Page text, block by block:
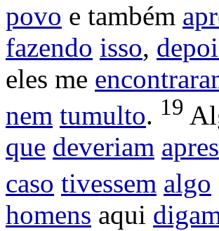
povo e também
fazendo isso,
eles me
nem tumulto. 19
que deveriam
caso tivessem algo
homens aqui